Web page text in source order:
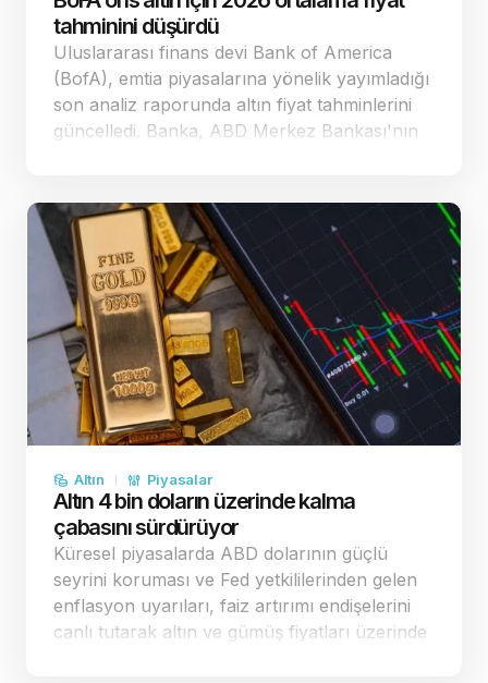
tahminini düşürdü
Uluslararası finans devi Bank of America
(BofA), emtia piyasalarına yönelik yayımladığı
son analiz raporunda altın fiyat tahminlerini
güncelledi. Banka, ABD Merkez Bankası'nın
öngörülerinde …
Altın Piyasalar
Altın 4 bin doların üzerinde kalma
çabasını sürdürüyor
Küresel piyasalarda ABD dolarının güçlü
seyrini koruması ve Fed yetkililerinden gelen
enflasyon uyarıları, faiz artırımı endişelerini
canlı tutarak altın ve gümüş fiyatları üzerinde